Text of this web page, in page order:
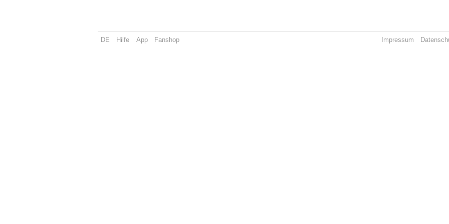
DE Hilfe App Fanshop Impressum